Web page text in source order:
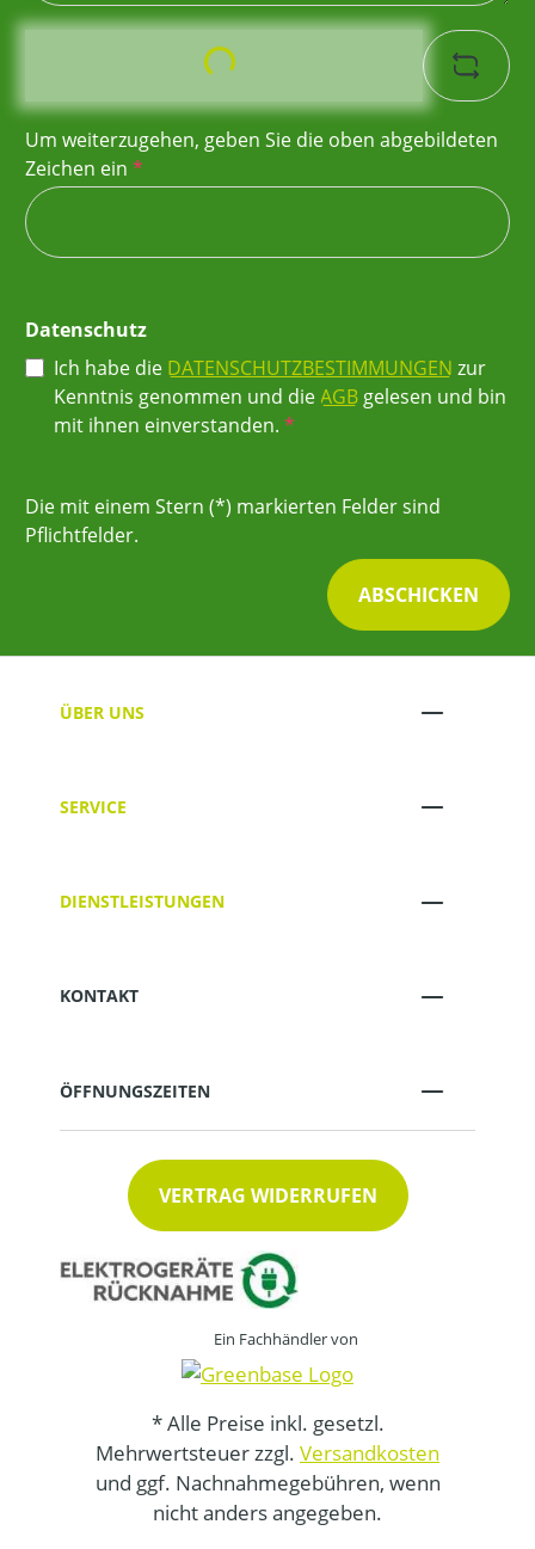
Loading...
Um weiterzugehen, geben Sie die oben abgebildeten
Zeichen ein *
Datenschutz
Ich habe die DATENSCHUTZBESTIMMUNGEN zur
Kenntnis genommen und die AGB gelesen und bin
mit ihnen einverstanden. *
Die mit einem Stern (*) markierten Felder sind
Pflichtfelder.
ABSCHICKEN
ÜBER UNS
SERVICE
DIENSTLEISTUNGEN
KONTAKT
ÖFFNUNGSZEITEN
VERTRAG WIDERRUFEN
Ein Fachhändler von
* Alle Preise inkl. gesetzl.
Mehrwertsteuer zzgl. Versandkosten
und ggf. Nachnahmegebühren, wenn
nicht anders angegeben.